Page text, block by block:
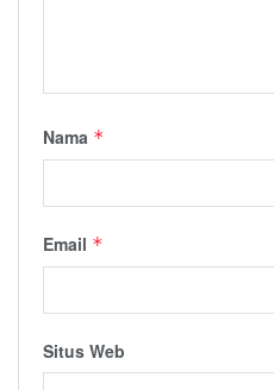
Nama *
Email *
Situs Web